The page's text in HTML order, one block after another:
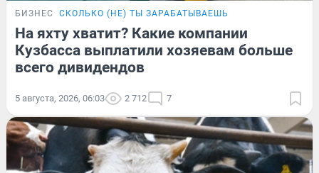
БИЗНЕС СКОЛЬКО (НЕ) ТЫ ЗАРАБАТЫВАЕШЬ
На яхту хватит? Какие компании
Кузбасса выплатили хозяевам больше
всего дивидендов
5 августа, 2026, 06:03 2 712 7